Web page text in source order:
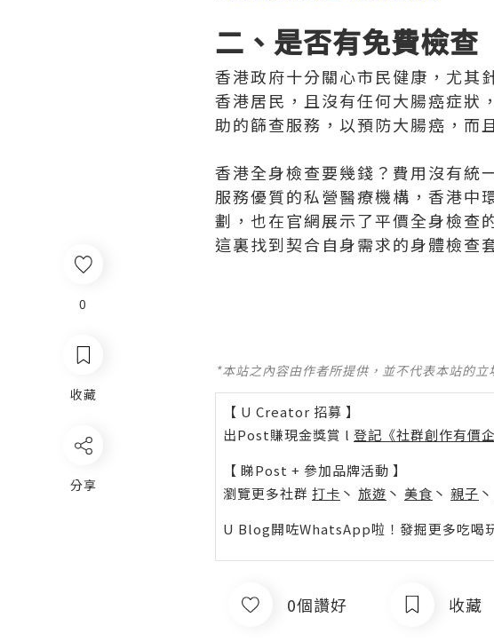
0
收藏
分享
二、是否有免費檢查
香港政府十分關心市民健康，尤其
香港居民，且沒有任何大腸癌症狀
助的篩查服務，以預防大腸癌，而
香港全身檢查要幾錢？費用沒有統
服務優質的私營醫療機構，香港中
劃，也在官網展示了平價全身檢查
這裏找到契合自身需求的身體檢查
*本站之內容由作者所提供，並不代表本站的
【 U Creator 招募 】
出Post賺現金獎賞 l 登記《社群創作有價企
【 睇Post + 參加品牌活動 】
瀏覽更多社群 打卡 丶 旅遊 丶 美食 丶 親子 丶
U Blog開咗WhatsApp啦！發掘更多吃喝
0個讚好 收藏